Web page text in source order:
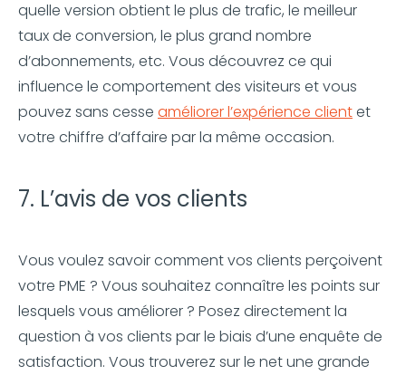
quelle version obtient le plus de trafic, le meilleur
taux de conversion, le plus grand nombre
d’abonnements, etc. Vous découvrez ce qui
influence le comportement des visiteurs et vous
pouvez sans cesse améliorer l’expérience clientet
votre chiffre d’affaire par la même occasion.
7. L’avis de vos clients
Vous voulez savoir comment vos clients perçoivent
votre PME ? Vous souhaitez connaître les points sur
lesquels vous améliorer ? Posez directement la
question à vos clients par le biais d’une enquête de
satisfaction. Vous trouverez sur le net une grande